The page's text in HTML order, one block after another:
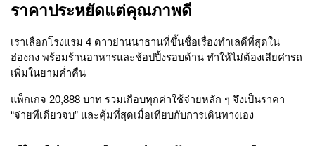
ราคาประหยัดแต่คุณภาพดี
เราเลือกโรงแรม 4 ดาวย่านนาธานที่ขึ้นชื่อเรื่องทำเลดีที่สุดใน
ฮ่องกง พร้อมร้านอาหารและช้อปปิ้งรอบด้าน ทำให้ไม่ต้องเสียค่ารถ
เพิ่มในยามค่ำคืน
แพ็กเกจ 20,888 บาท รวมเกือบทุกค่าใช้จ่ายหลัก ๆ จึงเป็นราคา
“จ่ายทีเดียวจบ” และคุ้มที่สุดเมื่อเทียบกับการเดินทางเอง